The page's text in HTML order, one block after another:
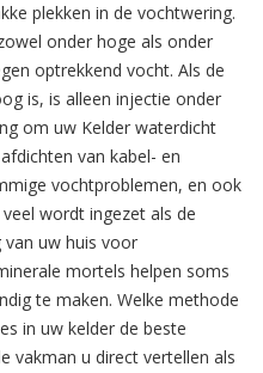
plekken in de vochtwering.
onder hoge als onder
optrekkend vocht. Als de
is, is alleen injectie onder
om uw Kelder waterdicht
van kabel- en
vochtproblemen, en ook
wordt ingezet als de
uw huis voor
mortels helpen soms
te maken. Welke methode
in uw kelder de beste
vakman u direct vertellen als